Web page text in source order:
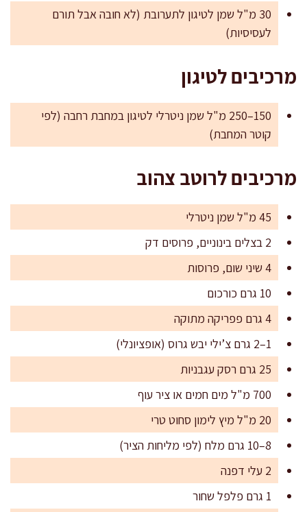
30 מ"ל שמן לטיגון לתערובת (לא חובה אבל תורם
לעסיסיות)
מרכיבים לטיגון
150–250 מ"ל שמן ניטרלי לטיגון במחבת רחבה (לפי
קוטר המחבת)
מרכיבים לרוטב צהוב
45 מ"ל שמן ניטרלי
2 בצלים בינוניים, פרוסים דק
4 שיני שום, פרוסות
10 גרם כורכום
4 גרם פפריקה מתוקה
1–2 גרם צ’ילי יבש גרוס (אופציונלי)
25 גרם רסק עגבניות
700 מ"ל מים חמים או ציר עוף
20 מ"ל מיץ לימון סחוט טרי
8–10 גרם מלח (לפי מליחות הציר)
2 עלי דפנה
1 גרם פלפל שחור